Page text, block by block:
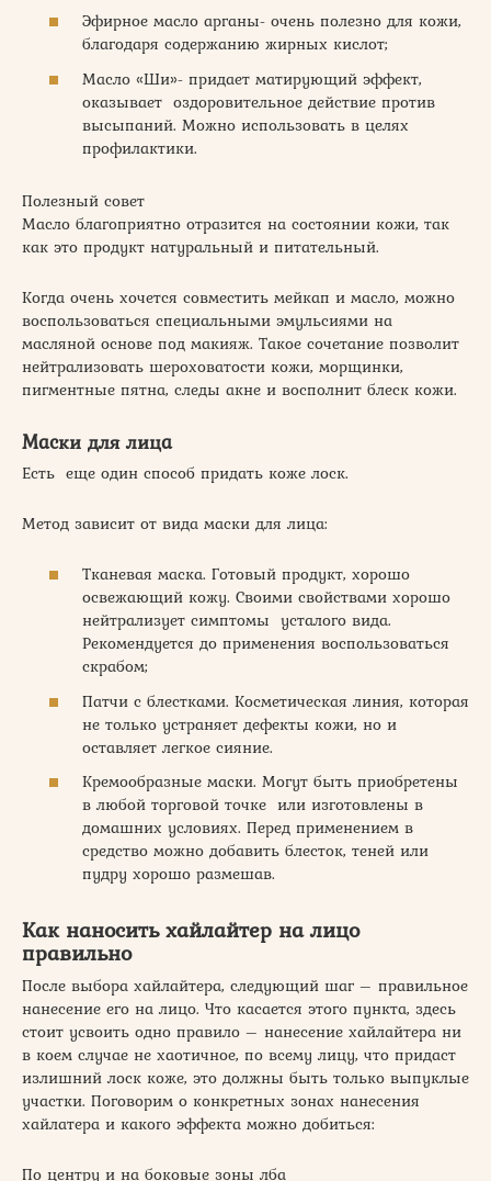
Эфирное масло арганы- очень полезно для кожи,
благодаря содержанию жирных кислот;
Масло «Ши»- придает матирующий эффект,
оказывает оздоровительное действие против
высыпаний. Можно использовать в целях
профилактики.
Полезный совет
Масло благоприятно отразится на состоянии кожи, так
как это продукт натуральный и питательный.
Когда очень хочется совместить мейкап и масло, можно
воспользоваться специальными эмульсиями на
масляной основе под макияж. Такое сочетание позволит
нейтрализовать шероховатости кожи, морщинки,
пигментные пятна, следы акне и восполнит блеск кожи.
Маски для лица
Есть еще один способ придать коже лоск.
Метод зависит от вида маски для лица:
Тканевая маска. Готовый продукт, хорошо
освежающий кожу. Своими свойствами хорошо
нейтрализует симптомы усталого вида.
Рекомендуется до применения воспользоваться
скрабом;
Патчи с блестками. Косметическая линия, которая
не только устраняет дефекты кожи, но и
оставляет легкое сияние.
Кремообразные маски. Могут быть приобретены
в любой торговой точке или изготовлены в
домашних условиях. Перед применением в
средство можно добавить блесток, теней или
пудру хорошо размешав.
Как наносить хайлайтер на лицо
правильно
После выбора хайлайтера, следующий шаг – правильное
нанесение его на лицо. Что касается этого пункта, здесь
стоит усвоить одно правило – нанесение хайлайтера ни
в коем случае не хаотичное, по всему лицу, что придаст
излишний лоск коже, это должны быть только выпуклые
участки. Поговорим о конкретных зонах нанесения
хайлатера и какого эффекта можно добиться:
По центру и на боковые зоны лба